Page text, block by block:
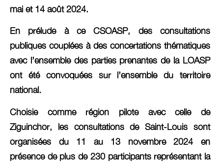
mai et 14 août 2024.
En prélude à ce CSOASP, des consultations
publiques couplées à des concertations thématiques
avec l’ensemble des parties prenantes de la LOASP
ont été convoquées sur l’ensemble du territoire
national.
Choisie comme région pilote avec celle de
Ziguinchor, les consultations de Saint-Louis sont
organisées du 11 au 13 novembre 2024 en
présence de plus de 230 participants représentant la